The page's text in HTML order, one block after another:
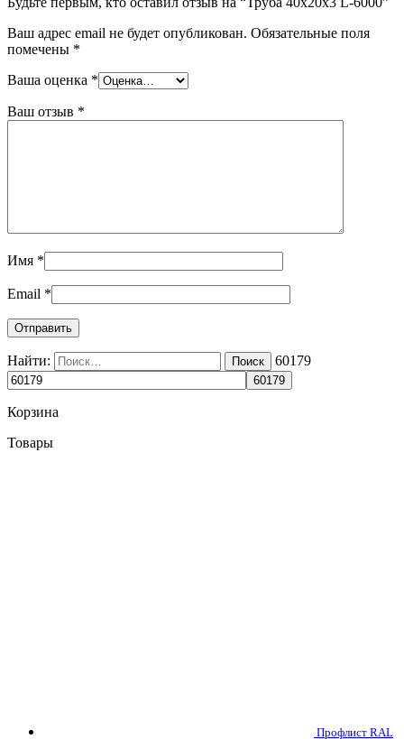
Ваш адрес email не будет опубликован. Обязательные поля
помечены *
Ваша оценка *
Ваш отзыв *
Имя *
Email *
Найти: 60179
Корзина
Товары
Профлист RAL